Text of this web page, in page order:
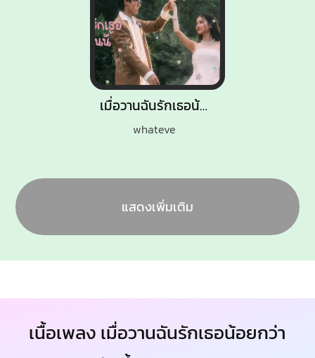
เมื่อวานฉันรักเธอน้อยกว่าวันนี้
whateve
แสดงเพิ่มเติม
เนื้อเพลง เมื่อวานฉันรักเธอน้อยกว่า